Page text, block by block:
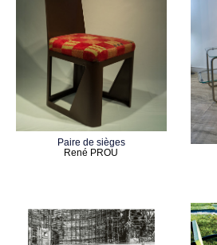
Paire de sièges
René PROU